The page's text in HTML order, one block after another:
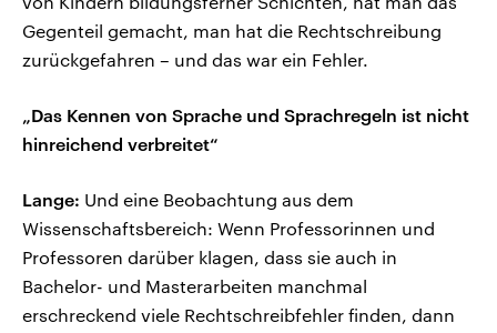
Gegenteil gemacht, man hat die Rechtschreibung
zurückgefahren – und das war ein Fehler.
„Das Kennen von Sprache und Sprachregeln ist nicht
hinreichend verbreitet“
Lange: Und eine Beobachtung aus dem
Wissenschaftsbereich: Wenn Professorinnen und
Professoren darüber klagen, dass sie auch in
Bachelor- und Masterarbeiten manchmal
erschreckend viele Rechtschreibfehler finden, dann